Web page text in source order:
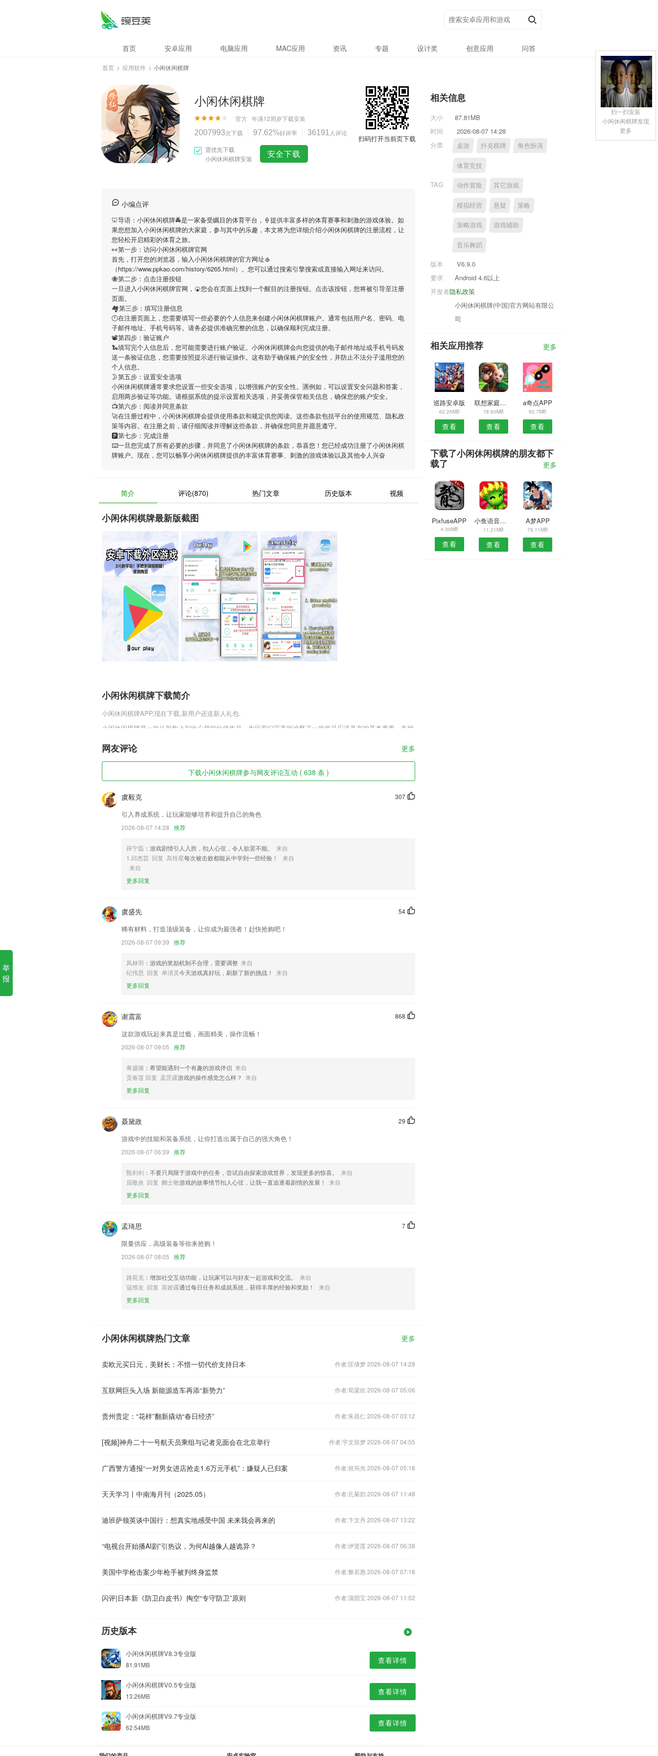
首页 安卓应用 电脑应用 MAC应用 资讯 专题 设计奖 创意应用 问答
首页 > 应用软件 > 小闲休闲棋牌
小闲休闲棋牌
官方 年满12周岁下载安装
2007993次下载 97.62%好评率 36191 人评论
需优先下载
小闲休闲棋牌安装
安全下载
扫码打开当前页下载
小编点评
🦷导语： 小闲休闲棋牌🚔是一家备受瞩目的体育平台，🍦提供丰富多样的体育赛事和刺激的游戏体验。如
果您想加入小闲休闲棋牌的大家庭，参与其中的乐趣，本文将为您详细介绍小闲休闲棋牌的注册流程，让
您轻松开启精彩的体育之旅。
👀第一步：访问小闲休闲棋牌官网
首先，打开您的浏览器，输入小闲休闲棋牌的官方网址🥌
（https://www.ppkao.com/history/6265.html）。您可以通过搜索引擎搜索或直接输入网址来访问。
🐝第二步：点击注册按钮
一旦进入小闲休闲棋牌官网，🍘您会在页面上找到一个醒目的注册按钮。点击该按钮，您将被引导至注册
页面。
🏘第三步：填写注册信息
🕛在注册页面上，您需要填写一些必要的个人信息来创建小闲休闲棋牌账户。通常包括用户名、密码、电
子邮件地址、手机号码等。请务必提供准确完整的信息，以确保顺利完成注册。
📽第四步：验证账户
🐍填写完个人信息后，您可能需要进行账户验证。 小闲休闲棋牌会向您提供的电子邮件地址或手机号码发
送一条验证信息，您需要按照提示进行验证操作。这有助于确保账户的安全性，并防止不法分子滥用您的
个人信息。
🌛第五步：设置安全选项
小闲休闲棋牌通常要求您设置一些安全选项，以增强账户的安全性。🈵例如，可以设置安全问题和答案，
启用两步验证等功能。请根据系统的提示设置相关选项，并妥善保管相关信息，确保您的账户安全。
📺第六步：阅读并同意条款
🚀在注册过程中， 小闲休闲棋牌会提供使用条款和规定供您阅读。这些条款包括平台的使用规范、隐私政
策等内容。在注册之前，请仔细阅读并理解这些条款，并确保您同意并愿意遵守。
🅿第七步：完成注册
⌨️一旦您完成了所有必要的步骤，并同意了小闲休闲棋牌的条款，恭喜您！您已经成功注册了小闲休闲棋
牌账户。现在，您可以畅享小闲休闲棋牌提供的丰富体育赛事、刺激的游戏体验以及其他令人兴奋
简介 评论(870) 热门文章 历史版本 视频
小闲休闲棋牌最新版截图
小闲休闲棋牌下载简介
小闲休闲棋牌APP,现在下载,新用户还送新人礼包.
小闲休闲棋牌是一款从架构上别出心裁的仙侠作品，为玩家们完美的诠释了一款作品应该具有的基本素养，各种
奋斗，给予玩家们更加多样的细节设定，鼓舞玩家们奋进!
小闲休闲棋牌软件特色
1,【学习方案】，专业辅导、班级群聊、随堂资料、系统学习、实践技能操作、缓解焦虑为2265用户找到一站式
2,让用户拍摄美图更加便捷，可以打造优质的美图效果。
3,陪练课程随时预约
4,【首页改版】新增男女频道,满足你的口味;
5,【录制游戏直播】不限制录制时长,一键后台自动录制,即可轻松观看直播回放;
6,您可以随时根据自己的需要选择一门课程开始学习，不断地了解和加强。
小闲休闲棋牌软件优势
2.带来了更多的优质服务，随时随地在线学习使用。
3.每天游戏的场次是没有任何限制的，只要你有精力你就可以反复的加入成语闯关
4.健康、流年运势分析和建议，功能全面、简洁明了通俗易懂。
6.超级的人性化，家长也能随时通过手机更加的进行辅导，解决了小朋友们学习辅导的问题！
小闲休闲棋牌更新了什么?
新用户默认频道顺序调整
以上就是米乐|米乐·M6的介绍，如果您喜欢这款软件，您可以到应用商店进行打分评论，说出您的使用经历，以
帮助我们更好的对产品进行优化修改。
30搜索维度帮助企业更精准找到目标客户
帮助我们更好的对产品进行优化修改。
网友评论 更多
下载小闲休闲棋牌参与网友评论互动 ( 638 条 )
307
虞毅克
引入养成系统，让玩家能够培养和提升自己的角色
2026-08-07 14:28 推荐
薛宁磊 ：游戏剧情引人入胜，扣人心弦，令人欲罢不能。
来自
1.邱杰芸 回复 高玲星每次被击败都能从中学到一些经验！
来自
来自
更多回复
54
虞盛先
稀有材料，打造顶级装备，让你成为最强者！赶快抢购吧！
2026-08-07 09:39 推荐
凤林羽 ：游戏的奖励机制不合理，需要调整 来自
纪伟思 回复 单清灵今天游戏真好玩，刷新了新的挑战！
来自
更多回复
868
谢震富
这款游戏玩起来真是过瘾，画面精美，操作流畅！
2026-08-07 09:05 推荐
蒋盛璐 ：希望能遇到一个有趣的游戏伴侣 来自
贡春莲 回复 孟罡露游戏的操作感觉怎么样？ 来自
更多回复
29
聂黛政
游戏中的技能和装备系统，让你打造出属于自己的强大角色！
2026-08-07 06:39 推荐
甄剑剑 ：不要只局限于游戏中的任务，尝试自由探索游戏世界，发现更多的惊喜。
来自
屈敬炎 回复 阙士敬游戏的故事情节扣人心弦，让我一直追逐着剧情的发展！
来自
更多回复
7
孟琦思
限量供应，高级装备等你来抢购！
2026-08-07 08:05 推荐
路苑克 ：增加社交互动功能，让玩家可以与好友一起游戏和交流。
来自
寇维友 回复 容姣露通过每日任务和成就系统，获得丰厚的经验和奖励！
来自
更多回复
小闲休闲棋牌热门文章 更多
卖欧元买日元，美财长：不惜一切代价支持日本 作者:匡倩梦 2026-08-07 14:28
互联网巨头入场 新能源造车再添“新势力” 作者:荀梁欣 2026-08-07 05:06
贵州贵定：“花样”翻新撬动“春日经济” 作者:朱昌仁 2026-08-07 03:12
[视频]神舟二十一号航天员乘组与记者见面会在北京举行 作者:宇文琼梦 2026-08-07 04:55
广西警方通报“一对男女进店抢走1.6万元手机”：嫌疑人已归案 作者:祝筠光 2026-08-07 05:18
天天学习丨中南海月刊（2025.05） 作者:孔菊韵 2026-08-07 11:48
迪班萨领英谈中国行：想真实地感受中国 未来我会再来的 作者:卞文丹 2026-08-07 13:22
“电视台开始播AI剧”引热议，为何AI越像人越诡异？ 作者:伊贤莲 2026-08-07 06:38
美国中学枪击案少年枪手被判终身监禁 作者:黎若惠 2026-08-07 07:18
闪评|日本新《防卫白皮书》掏空“专守防卫”原则 作者:蒲固宝 2026-08-07 11:52
历史版本
小闲休闲棋牌V8.3专业版
81.91MB 查看详情
小闲休闲棋牌V0.5专业版
13.26MB 查看详情
小闲休闲棋牌V9.7专业版
62.54MB 查看详情
相关信息
大小
87.81MB
时间
2026-08-07 14:28
分类
桌游 扑克棋牌 角色扮演
体育竞技
TAG 动作冒险 其它游戏
模拟经营 悬疑 策略
策略游戏 游戏辅助
音乐舞蹈
版本
V6.9.0
要求
Android 4.6以上
隐私政策
开发者
小闲休闲棋牌(中国)官方网站有限公
司
相关应用推荐 更多
巡路安卓版
62.26MB
查看
联想家庭云安卓版
78.60MB
查看
a奇点APP
93.7MB
查看
下载了小闲休闲棋牌的朋友都下
载了
更多
PixfuseAPP
4.30MB
查看
小鱼语音安卓版
11.21MB
查看
A梦APP
79.11MB
查看
扫一扫安装
小闲休闲棋牌发现
更多
举
报